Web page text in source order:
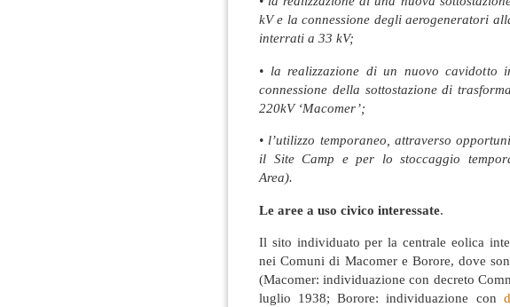
kV e la connessione degli aerogeneratori
interrati a 33 kV;
• la realizzazione di un nuovo
connessione della sottostazione di
220kV ‘Macomer’;
• l’utilizzo temporaneo, attraverso
il Site Camp e per lo stoccaggio
Area).
Le aree a uso civico interessate.
Il sito individuato per la centrale eolica
nei Comuni di Macomer e Borore, dove
(Macomer: individuazione con decreto
luglio 1938; Borore: individuazione con